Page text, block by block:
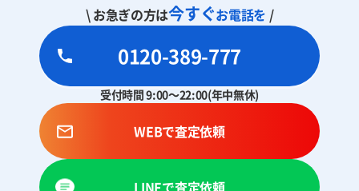
\ お急ぎの方は今すぐお電話を /
0120-389-777
受付時間 9:00～22:00(年中無休)
WEBで査定依頼
LINEで査定依頼